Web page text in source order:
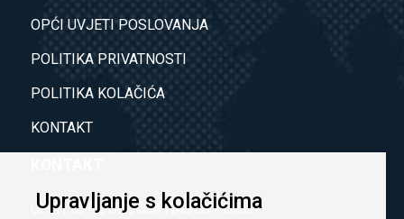
Upravljanje s kolačićima
OPĆI UVJETI POSLOVANJA
POLITIKA PRIVATNOSTI
POLITIKA KOLAČIĆA
KONTAKT
UPITI IZ PODRUČJA NAŠEG POSLA